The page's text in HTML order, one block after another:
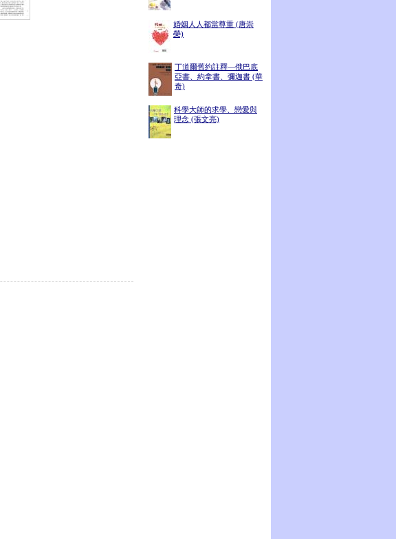
婚姻人人都當尊重 (唐崇
榮)
丁道爾舊約註釋—俄巴底
亞書、約拿書、彌迦書 (華
奇)
科學大師的求學、戀愛與
理念 (張文亮)